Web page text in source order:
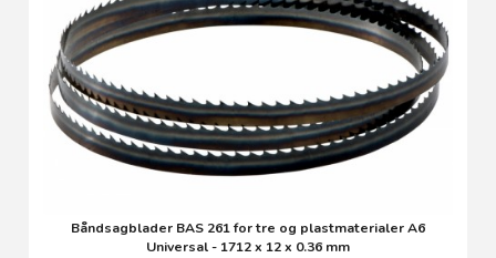
Båndsagblader BAS 261 for tre og plastmaterialer A6
Universal - 1712 x 12 x 0.36 mm